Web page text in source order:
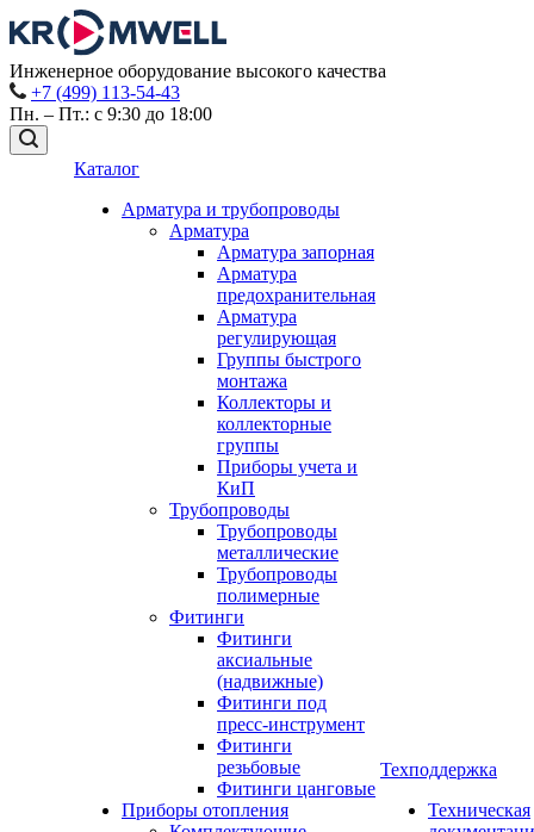
Инженерное оборудование высокого качества
+7 (499) 113-54-43
Пн. – Пт.: с 9:30 до 18:00
Каталог
Арматура и трубопроводы
Арматура
Арматура запорная
Арматура
предохранительная
Арматура
регулирующая
Группы быстрого
монтажа
Коллекторы и
коллекторные
группы
Приборы учета и
КиП
Трубопроводы
Трубопроводы
металлические
Трубопроводы
полимерные
Фитинги
Фитинги
аксиальные
(надвижные)
Фитинги под
пресс-инструмент
Фитинги
резьбовые
Фитинги цанговые
Приборы отопления
Техподдержка
Техническая